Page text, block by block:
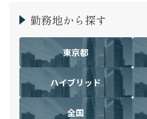
勤務地から探す
東京都
ハイブリッド
全国